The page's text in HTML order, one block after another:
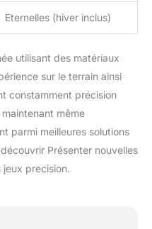
Eternelles (hiver inclus)
utilisant des matériaux
sur le terrain ainsi
constamment précision
même
parmi meilleures solutions
Présenter nouvelles
precision.